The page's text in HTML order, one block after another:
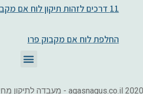
11 דרכים לזהות תיקון לוח אם מקבוק
החלפת לוח אם מקבוק פרו